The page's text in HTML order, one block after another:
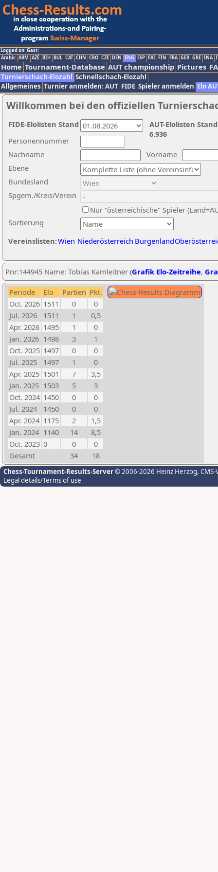
Logged on: Gast
Arabic ARM AZE BIH BUL CAT CHN CRO CZE DEN ENG ESP FAI FIN FRA GER GRE INA
Home Tournament-Database AUT championship Pictures
Turnierschach-Elozahl Schnellschach-Elozahl
Allgemeines Turnier anmelden: AUT FIDE Spieler anmelden Elo
Willkommen bei den offiziellen
Nachname
Vorname
Ebene
Sortierung
Personennummer
Bundesland
Spgem./Kreis/Verein
Nur "österreichische" Spieler
Vereinslisten:Wien Niederösterreich Burgenland
AUT-Elolisten
6.936
FIDE-Elolisten Stand
Pnr:144945 Name: Tobias Kamleitner (Grafik Elo-Zeitreihe,
Periode Elo Partien Pkt.
Oct. 2026 1511 0
0
Jul. 2026
1511 1
0,5
Apr. 2026 1495 1
0
Jan. 2026 1498 3
1
Oct. 2025 1497 0
0
Jul. 2025
1497 1
0
Apr. 2025 1501 7
3,5
Jan. 2025 1503 5
3
Oct. 2024 1450 0
0
Jul. 2024
1450 0
0
Apr. 2024 1175 2
1,5
Jan. 2024 1140 14
8,5
Oct. 2023 0 0
0
Gesamt
34 18
Chess-Tournament-Results-Server© 2006-2026 Heinz Herzog,
Legal details/Terms of use